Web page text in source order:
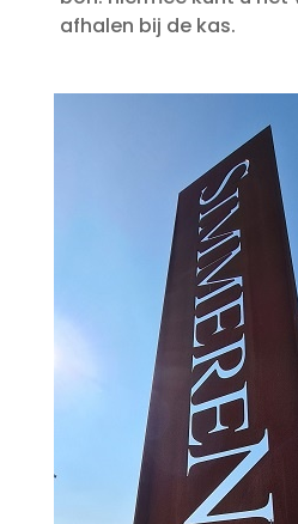
afhalen bij de kas.